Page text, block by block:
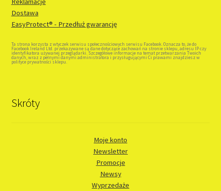
Dostawa
EasyProtect® - Przedłuż gwarancję
Ta strona korzysta z wtyczek serwisu społecznościowych serwisu Facebook. Oznacza to, że do
Facebook Ireland Ltd. przekazywane są dane dotyczące zachowań na stronie sklepu, adresu IP czy
identyfikatora używanej przeglądarki. Szczegółowe informacje na temat przetwarzania Twoich
danych, wraz z pełnymi danymi administratora i przysługującymi Ci prawami znajdziesz w
polityce prywatności sklepu.
Skróty
Moje konto
Newsletter
Promocje
Newsy
Wyprzedaże